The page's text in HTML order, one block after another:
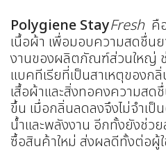
Polygiene StayFresh คื
เนื้อผ้า เพื่อมอบความสดชื่น
งานของผลิตภัณฑ์ส่วนใหญ่
แบคทีเรียที่เป็นสาเหตุของก
เสื้อผ้าและสิ่งทอคงความสด
ขึ้น เมื่อกลิ่นลดลงจึงไม่จำเ
น้ำและพลังงาน อีกทั้งยังช่ว
ซื้อสินค้าใหม่ ส่งผลดีทั้งต่อผู้